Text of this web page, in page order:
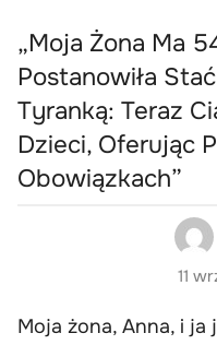
„Moja Żona Ma
Postanowiła
Tyranką: Teraz
Dzieci, Oferując
Obowiązkach”
11
Moja żona, Anna, i